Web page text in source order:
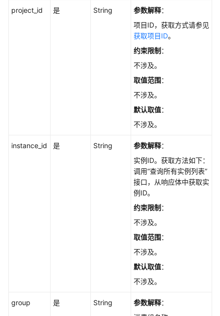
使
用
project_id 是 String 参数解释：
项目ID，获取方式请参见
获取项目ID。
约束限制 ：
不涉及。
取值范围：
不涉及。
默认取值：
不涉及。
instance_id 是 String 参数解释：
实例ID。获取方法如下：
调用“查询所有实例列表”
接口，从响应体中获取实
例ID。
约束限制 ：
不涉及。
取值范围：
不涉及。
默认取值：
不涉及。
group 是 String 参数解释：